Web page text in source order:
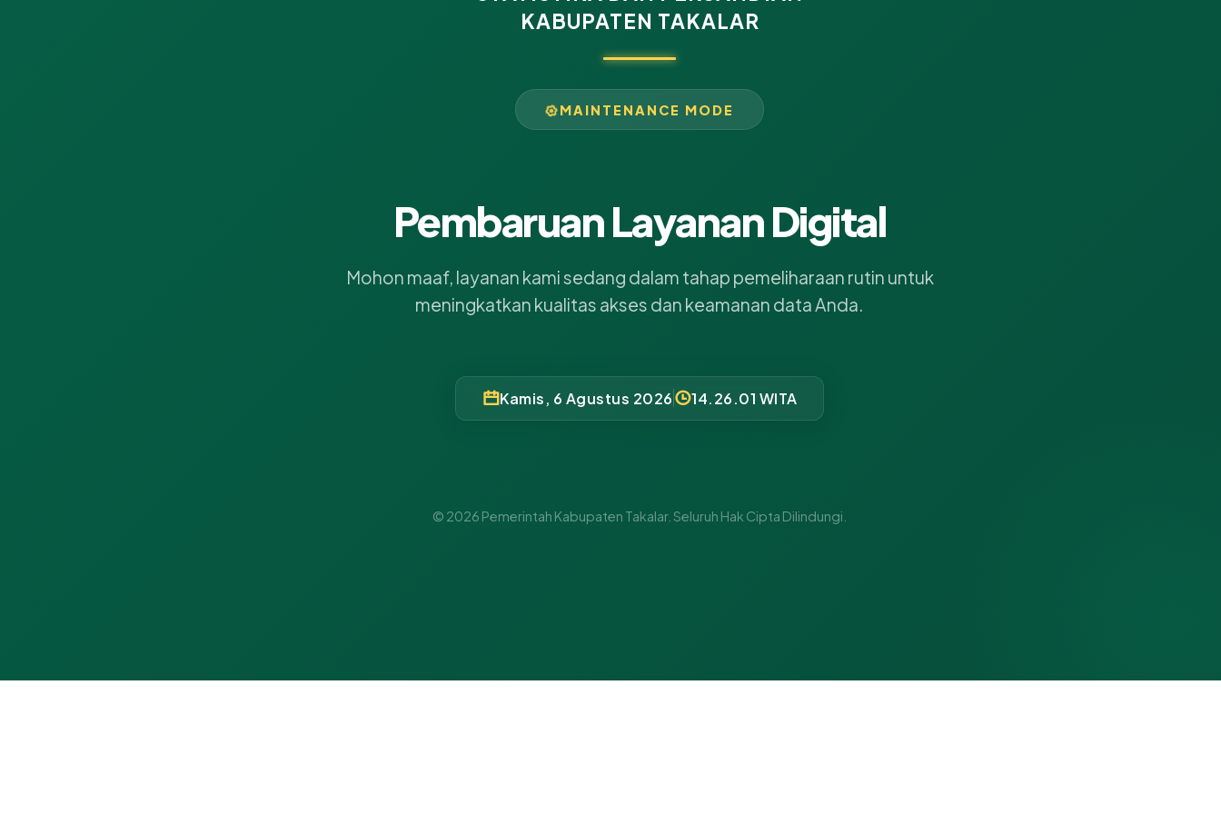
KABUPATEN TAKALAR
MAINTENANCE MODE
Pembaruan Layanan Digital
Mohon maaf, layanan kami sedang dalam tahap pemeliharaan rutin untuk
meningkatkan kualitas akses dan keamanan data Anda.
Kamis, 6 Agustus 2026 14.26.02 WITA
© 2026 Pemerintah Kabupaten Takalar. Seluruh Hak Cipta Dilindungi.